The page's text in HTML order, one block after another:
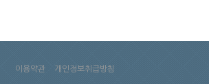
이용약관 개인정보취급방침